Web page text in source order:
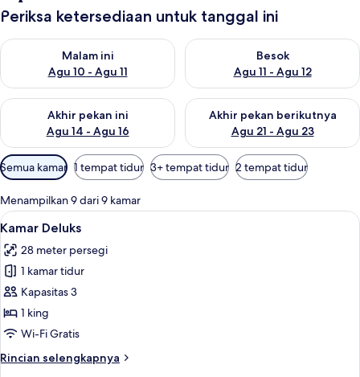
Periksa ketersediaan untuk tanggal ini
Malam ini
Agu 10 - Agu 11
Periksa ketersediaan untuk malam ini Agu 10 - Agu 11
Besok
Agu 11 - Agu 12
Periksa ketersediaan untuk
Akhir pekan ini
Agu 14 - Agu 16
Periksa ketersediaan untuk akhir pekan ini Agu 14 - Agu 16
Akhir pekan berikutnya
Agu 21 - Agu 23
Periksa ketersediaan untuk
Filter
tersedia
untuk
kamar
Semua kamar 1 tempat tidur 3+ tempat tidur 2 tempat tidur
Menampilkan 9 dari 9 kamar
Lihat
semua
foto
untuk
Kamar
Deluks
Kamar Deluks | Minibar, brankas,
5
Kamar Deluks
28 meter persegi
1 kamar tidur
Kapasitas 3
1 king
Wi-Fi Gratis
Rincian selengkapnya
Rincian